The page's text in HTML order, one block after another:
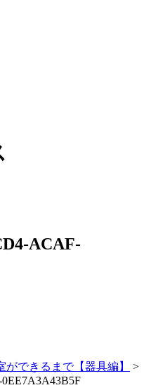
ACAF-
ができるまで【器具編】
>